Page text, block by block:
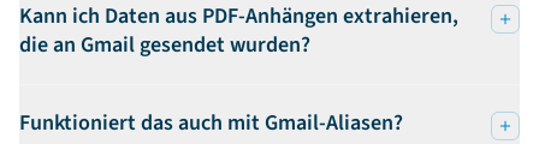
Kann ich Daten aus PDF-Anhängen extrahieren,
die an Gmail gesendet wurden?
Funktioniert das auch mit Gmail-Aliasen?